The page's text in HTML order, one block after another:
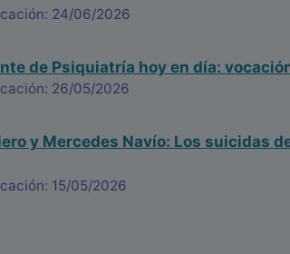
24/06/2026
de Psiquiatría hoy en día:
26/05/2026
y Mercedes Navío: Los suicidas
15/05/2026